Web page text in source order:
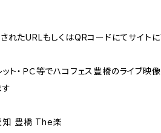
れたURLもしくはQRコードにてサイト
ット・ＰＣ等でハコフェス豊橋のライブ映
豊橋 The楽